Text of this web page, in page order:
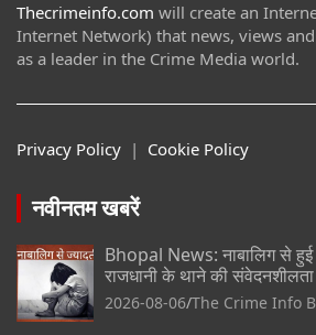
Thecrimeinfo.com will create an
Internet Network) that news, views
as a leader in the Crime Media world.
Privacy Policy | Cookie Policy
नवीनतम खबरें
Bhopal News: नाबालिग से हुई
राजधानी के थाने की
2026-08-06 The Crime Info